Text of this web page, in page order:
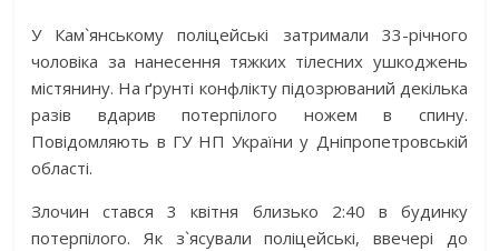
У Кам`янському поліцейські затримали 33-річного
чоловіка за нанесення тяжких тілесних ушкоджень
містянину. На ґрунті конфлікту підозрюваний декілька
разів вдарив потерпілого ножем в спину.
Повідомляють в ГУ НП України у Дніпропетровській
області.
Злочин стався 3 квітня близько 2:40 в будинку
потерпілого. Як з`ясували поліцейські, ввечері до